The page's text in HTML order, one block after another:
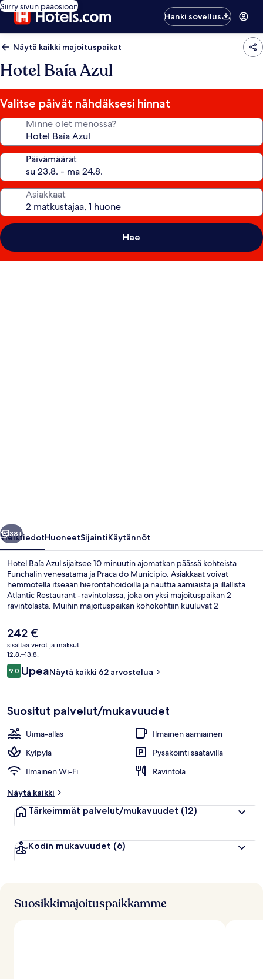
Siirry sivun pääosioon
Hanki sovellus
Näytä kaikki majoituspaikat
Hotel Baía Azul
Valitse päivät nähdäksesi hinnat
Minne olet menossa?
Päivämäärät
Asiakkaat
Hae
Seuraava
38+
YleistiedotHuoneetSijaintiKäytännöt
Hotel Baía Azul sijaitsee 10 minuutin ajomatkan päässä kohteista
Funchalin venesatama ja Praca do Municipio. Asiakkaat voivat
hemmotella itseään hierontahoidoilla ja nauttia aamiaista ja illallista
Atlantic Restaurant -ravintolassa, joka on yksi majoituspaikan 2
ravintolasta. Muihin majoituspaikan kohokohtiin kuuluvat 2
Nykyinen
hinta
on
242 €
242 €
sisältää verot ja maksut
12.8.–13.8.
Arvostelut
9,09,0 kautta 10.
UpeaNäytä kaikki 62 arvostelua
Suositut palvelut/mukavuudet
Uima-allas
Ilmainen aamiainen
Kylpylä
Pysäköinti saatavilla
Ilmainen Wi-Fi
Ravintola
Näytä kaikki
Tärkeimmät palvelut/mukavuudet (12)
Kodin mukavuudet (6)
Suosikkimajoituspaikkamme